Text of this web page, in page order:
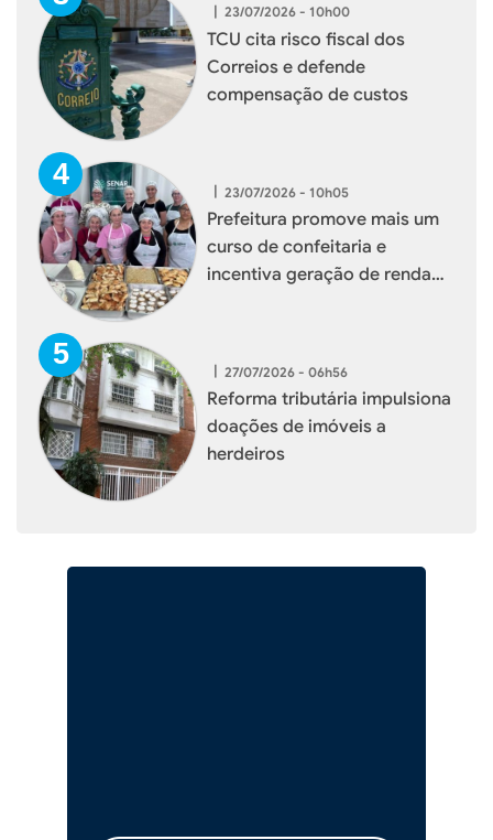
| 23/07/2026 - 10h00
TCU cita risco fiscal dos
Correios e defende
compensação de custos
| 23/07/2026 - 10h05
Prefeitura promove mais um
curso de confeitaria e
incentiva geração de renda
27/07/2026 - 06h56
Reforma tributária impulsiona
doações de imóveis a
herdeiros